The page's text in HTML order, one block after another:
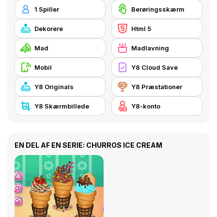
1 Spiller Berøringsskærm
Dekorere Html 5
Mad Madlavning
Mobil Y8 Cloud Save
Y8 Originals Y8 Præstationer
Y8 Skærmbillede Y8-konto
EN DEL AF EN SERIE: CHURROS ICE CREAM